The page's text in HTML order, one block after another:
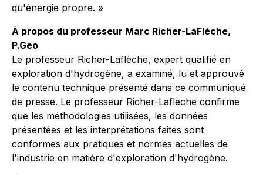
qu'énergie propre. »
À propos du professeur Marc Richer-LaFlèche,
P.Geo
Le professeur Richer-Laflèche, expert qualifié en
exploration d'hydrogène, a examiné, lu et approuvé
le contenu technique présenté dans ce communiqué
de presse. Le professeur Richer-Laflèche confirme
que les méthodologies utilisées, les données
présentées et les interprétations faites sont
conformes aux pratiques et normes actuelles de
l'industrie en matière d'exploration d'hydrogène.